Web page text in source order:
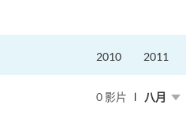
2010 2011
0 影片 八月